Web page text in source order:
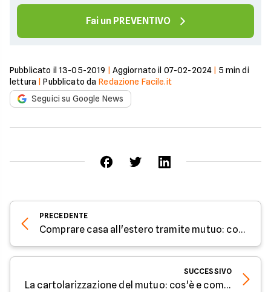
Fai un PREVENTIVO
Pubblicato il 13-05-2019 Aggiornato il 07-02-2024 5 min di
lettura |Pubblicato da Redazione Facile.it
Seguici su Google News
PRECEDENTE
Comprare casa all'estero tramite mutuo: come fare
SUCCESSIVO
La cartolarizzazione del mutuo: cos'è e come funziona